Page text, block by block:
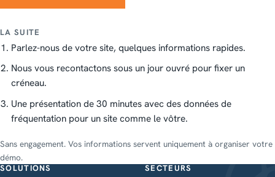
LA SUITE
Parlez-nous de votre site, quelques informations rapides.
Nous vous recontactons sous un jour ouvré pour fixer un
créneau.
Une présentation de 30 minutes avec des données de
fréquentation pour un site comme le vôtre.
Sans engagement. Vos informations servent uniquement à organiser votre
démo.
SOLUTIONS SECTEURS